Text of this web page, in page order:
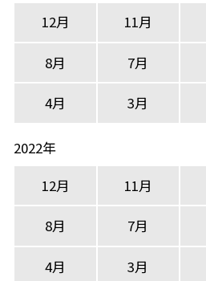
12月
11月
8月 7月
4月 3月
2022年
12月
11月
8月 7月
4月 3月